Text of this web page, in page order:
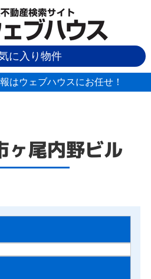
に入り物件
はウェブハウスにお任せ！
ヶ尾内野ビル